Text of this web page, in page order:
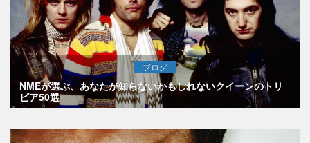
ブログ
NMEが選ぶ、あなたが知らないかもしれないクイーンのトリ
ビア50選